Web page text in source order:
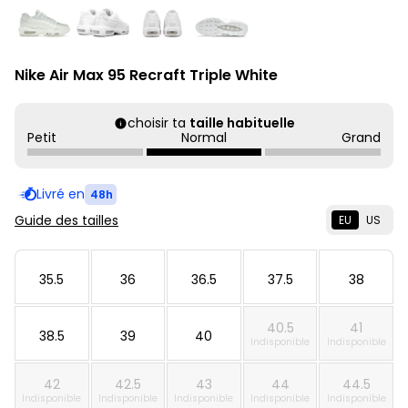
Nike Air Max 95 Recraft Triple White
choisir ta taille habituelle
Petit
Normal Grand
Livré en 48h
Guide des tailles EU US
35.5 36 36.5 37.5 38
38.5 39 40 40.5
Indisponible
41
Indisponible
42
Indisponible
42.5
Indisponible
43
Indisponible
44
Indisponible
44.5
Indisponible